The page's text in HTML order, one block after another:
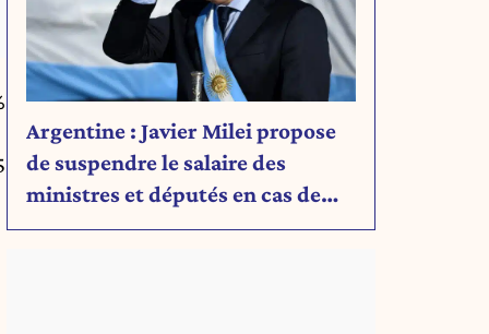
Argentine : Javier Milei propose
de suspendre le salaire des
ministres et députés en cas de
déficit budgétaire